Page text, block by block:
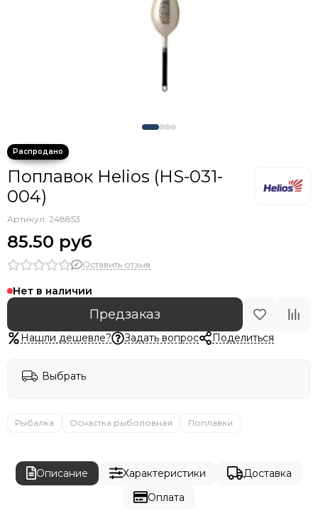
Крючки тройники с каплей
Поплавок Helios (HS-031-
004)
Артикул: 248853
85.50 руб
Оставить отзыв
Нет в наличии
Предзаказ
Нашли дешевле? Задать вопрос Поделиться
Выбрать
Рыбалка Оснастка рыболовная Поплавки
Описание Характеристики
Доставка
Оплата